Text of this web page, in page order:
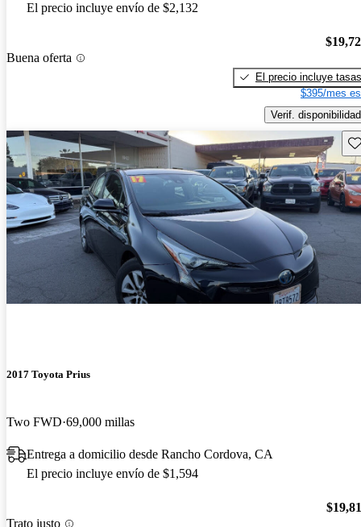
El precio incluye envío de $2,132
Buena oferta
El precio incluye tasas
$395/mes
Verif. disponibilidad
2017 Toyota Prius
Two FWD 69,000 millas
Entrega a domicilio desde Rancho Cordova, CA
El precio incluye envío de $1,594
Trato justo